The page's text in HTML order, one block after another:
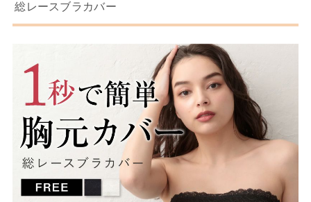
総レースブラカバー